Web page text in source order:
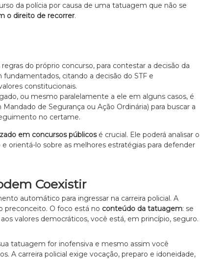
da polícia por causa de uma tatuagem que não se
o direito de recorrer.
do próprio concurso, para contestar a decisão da
citando a decisão do STF e
constitucionais.
ou mesmo paralelamente a ele em alguns casos, é
de Segurança ou Ação Ordinária) para buscar a
no certame.
em concursos públicosé crucial. Ele poderá analisar o
orientá-lo sobre as melhores estratégias para defender
Coexistir
automático para ingressar na carreira policial. A
preconceito. O foco está no conteúdo da tatuagem: se
valores democráticos, você está, em princípio, seguro.
tatuagem for inofensiva e mesmo assim você
A carreira policial exige vocação, preparo e idoneidade,